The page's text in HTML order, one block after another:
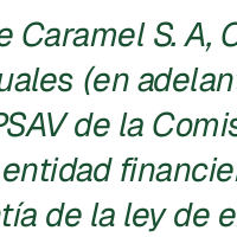
Caramel S.
(en
de la
entidad
de la ley de